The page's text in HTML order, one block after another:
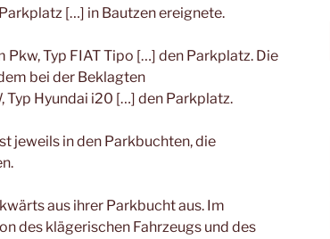
[…] in Bautzen ereignete.
Pkw, Typ FIAT Tipo […] den Parkplatz. Die
bei der Beklagten
Hyundai i20 […] den Parkplatz.
jeweils in den Parkbuchten, die
aus ihrer Parkbucht aus. Im
des klägerischen Fahrzeugs und des